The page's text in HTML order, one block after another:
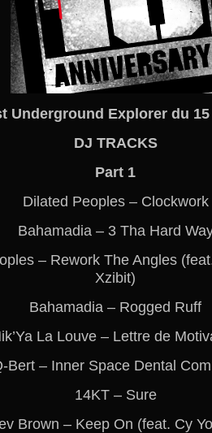
Underground Explorer du 15
DJ TRACKS
Part 1
Dilated Peoples – Clockwork
Bahamadia – 3 Tha Hard
– Rework The Angles
Xzibit)
Bahamadia – Rogged Ruff
La Louve – Lettre de
Bert – Inner Space Dental
14KT – Sure
Brown – Keep On (feat. Cy